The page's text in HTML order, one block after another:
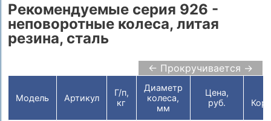
Рекомендуемые серия 926 -
неповоротные колеса, литая
резина, сталь
← Прокручивается →
Модель Артикул
Г/п,
кг
Диаметр
колеса,
мм
Цена,
руб.